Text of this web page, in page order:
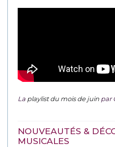
La playlist du mois de juin par
NOUVEAUTÉS &
MUSICALES